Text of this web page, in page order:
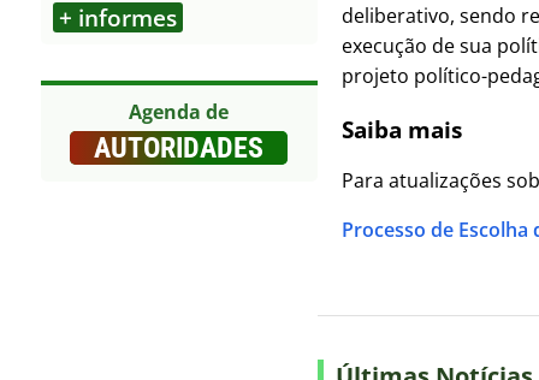
Outros
+ informes
Agenda de
AUTORIDADES
deliberativo, sendo
execução de sua
projeto político-
Saiba mais
Para atualizações
Processo de Escolha